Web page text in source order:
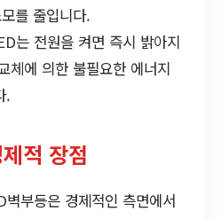
를 줄입니다.
는 전원을 켜면 즉시 밝아지
체에 의한 불필요한 에너지
.
적 장점
부등은 경제적인 측면에서